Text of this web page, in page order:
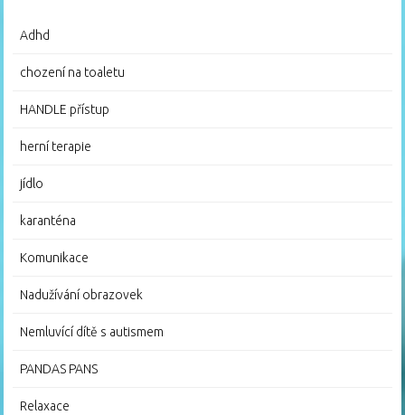
Adhd
chození na toaletu
HANDLE přístup
herní terapie
jídlo
karanténa
Komunikace
Nadužívání obrazovek
Nemluvící dítě s autismem
PANDAS PANS
Relaxace